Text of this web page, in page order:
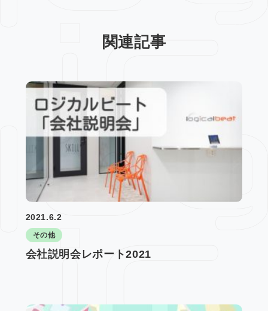
関連記事
2021.6.2
その他
会社説明会レポート2021